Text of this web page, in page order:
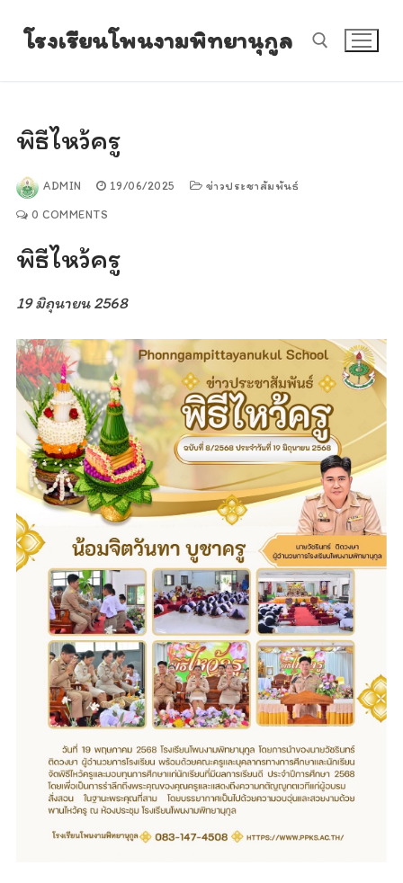
โรงเรียนโพนงามพิทยานุกูล
พิธีไหว้ครู
ADMIN 19/06/2025 ข่าวประชาสัมพันธ์
0 COMMENTS
พิธีไหว้ครู
19 มิถุนายน 2568